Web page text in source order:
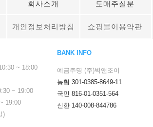
회사소개 도매주실분
개인정보처리방침 쇼핑몰이용약관
~ 18:00
~ 19:00
~ 19:00
)
BANK INFO
예금주명 (주)빅앤조이
농협 301-0385-8649-11
국민 816-01-0351-564
신한 140-008-844786